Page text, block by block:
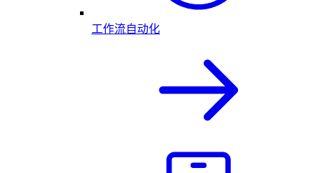
工作流自动化